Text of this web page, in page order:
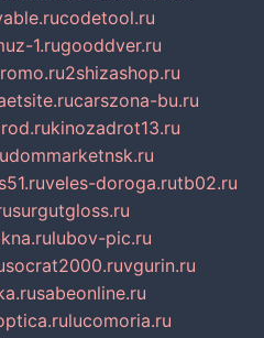
codetool.ru
1.rugooddver.ru
2shizashop.ru
carszona-bu.ru
kinozadrot13.ru
dommarketnsk.ru
veles-doroga.rutb02.ru
surgutgloss.ru
lubov-pic.ru
socrat2000.ruvgurin.ru
sabeonline.ru
lucomoria.ru